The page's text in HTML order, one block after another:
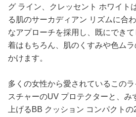
グ ライン、クレッセント ホワイト
る肌のサーカディアン リズムに合
なアプローチを採用し、既にでき
着はもちろん、肌のくすみや色ム
かけます。
多くの女性から愛されているこの
スチャーのUV プロテクターと、み
上げるBB クッション コンパクト